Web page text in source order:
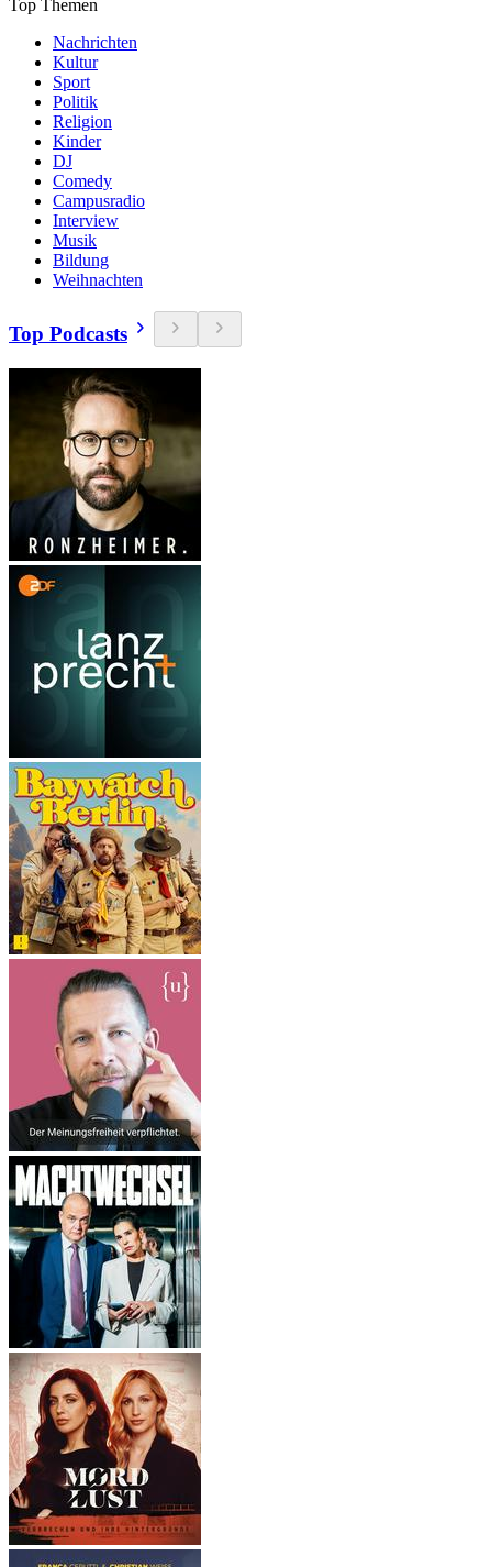
Top Themen
Nachrichten
Kultur
Sport
Politik
Religion
Kinder
DJ
Comedy
Campusradio
Interview
Musik
Bildung
Weihnachten
Top Podcasts